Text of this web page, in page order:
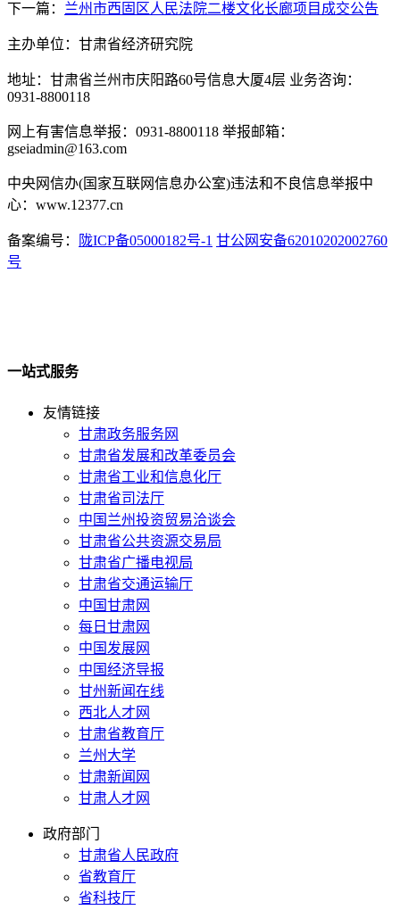
下一篇： 兰州市西固区人民法院二楼文化长廊项目成交公告
主办单位：甘肃省经济研究院
地址：甘肃省兰州市庆阳路60号信息大厦4层 业务咨询：
0931-8800118
网上有害信息举报：0931-8800118 举报邮箱：
gseiadmin@163.com
中央网信办(国家互联网信息办公室)违法和不良信息举报中
心：www.12377.cn
备案编号： 陇ICP备05000182号-1 甘公网安备62010202002760
号
一站式服务
友情链接
甘肃政务服务网
甘肃省发展和改革委员会
甘肃省工业和信息化厅
甘肃省司法厅
中国兰州投资贸易洽谈会
甘肃省公共资源交易局
甘肃省广播电视局
甘肃省交通运输厅
中国甘肃网
每日甘肃网
中国发展网
中国经济导报
甘州新闻在线
西北人才网
甘肃省教育厅
兰州大学
甘肃新闻网
甘肃人才网
政府部门
甘肃省人民政府
省教育厅
省科技厅